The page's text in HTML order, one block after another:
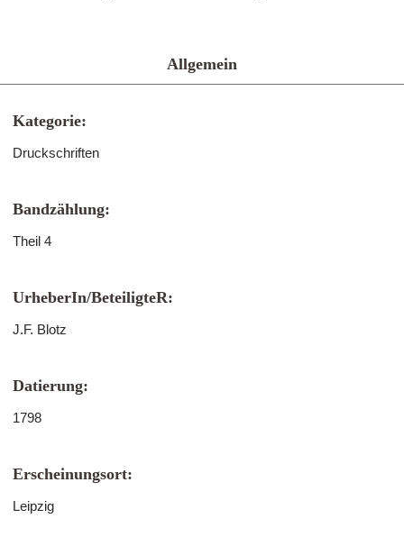
Allgemein
Kategorie:
Druckschriften
Bandzählung:
Theil 4
UrheberIn/BeteiligteR:
J.F. Blotz
Datierung:
1798
Erscheinungsort:
Leipzig